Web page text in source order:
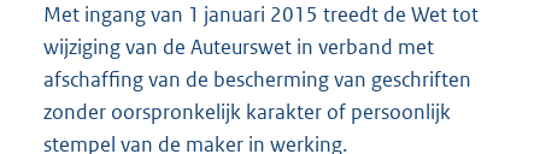
Met ingang van 1 januari 2015 treedt de Wet tot
wijziging van de Auteurswet in verband met
afschaffing van de bescherming van geschriften
zonder oorspronkelijk karakter of persoonlijk
stempel van de maker in werking.